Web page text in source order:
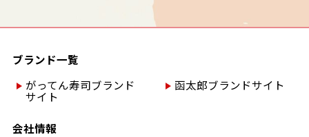
ブランド一覧
がってん寿司ブランド
サイト
函太郎ブランドサイト
会社情報